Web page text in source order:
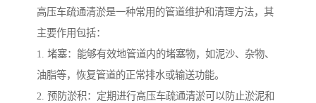
高压车疏通清淤是一种常用的管道维护和清理方法，其
主要作用包括：
1. 堵塞：能够有效地管道内的堵塞物，如泥沙、杂物、
油脂等，恢复管道的正常排水或输送功能。
2. 预防淤积：定期进行高压车疏通清淤可以防止淤泥和